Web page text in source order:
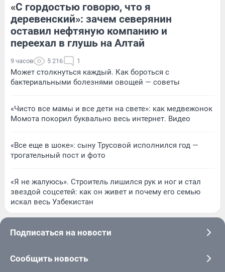
«С гордостью говорю, что я
деревенский»: зачем северянин
оставил нефтяную компанию и
переехал в глушь на Алтай
9 часов 5 216 1
Может столкнуться каждый. Как бороться с
бактериальными болезнями овощей — советы
«Чисто все мамы и все дети на свете»: как медвежонок
Момота покорил буквально весь интернет. Видео
«Все еще в шоке»: сыну Трусовой исполнился год —
трогательный пост и фото
«Я не жалуюсь». Строитель лишился рук и ног и стал
звездой соцсетей: как он живет и почему его семью
искал весь Узбекистан
Подписаться на новости
Сообщить новость